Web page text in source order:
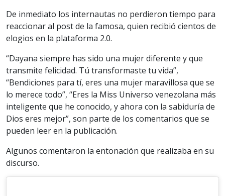
De inmediato los internautas no perdieron tiempo para
reaccionar al post de la famosa, quien recibió cientos de
elogios en la plataforma 2.0.
“Dayana siempre has sido una mujer diferente y que
transmite felicidad. Tú transformaste tu vida”,
“Bendiciones para tí, eres una mujer maravillosa que se
lo merece todo”, “Eres la Miss Universo venezolana más
inteligente que he conocido, y ahora con la sabiduría de
Dios eres mejor”, son parte de los comentarios que se
pueden leer en la publicación.
Algunos comentaron la entonación que realizaba en su
discurso.